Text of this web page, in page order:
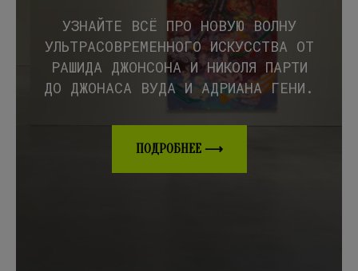
УЗНАЙТЕ ВСЁ ПРО НОВУЮ ВОЛНУ
УЛЬТРАСОВРЕМЕННОГО ИСКУССТВА ОТ
РАШИДА ДЖОНСОНА И НИКОЛЯ ПАРТИ
ДО ДЖОНАСА ВУДА И АДРИАНА ГЕНИ.
ПОДРОБНЕЕ ⟶